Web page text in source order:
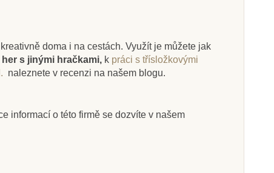
doma i na cestách. Využít je můžete jak
her s jinými hračkami, k práci s třísložkovými
naleznete v recenzi na našem blogu.
informací o této firmě se dozvíte v našem